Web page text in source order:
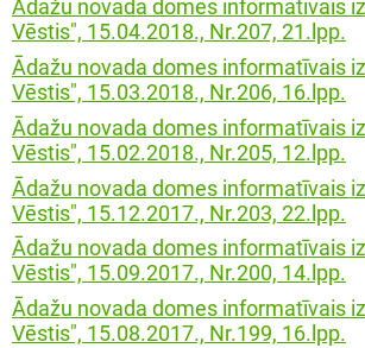
Ādažu novada domes informatīvais
Vēstis", 15.04.2018., Nr.207, 21.lpp.
Ādažu novada domes informatīvais
Vēstis", 15.03.2018., Nr.206, 16.lpp.
Ādažu novada domes informatīvais
Vēstis", 15.02.2018., Nr.205, 12.lpp.
Ādažu novada domes informatīvais
Vēstis", 15.12.2017., Nr.203, 22.lpp.
Ādažu novada domes informatīvais
Vēstis", 15.09.2017., Nr.200, 14.lpp.
Ādažu novada domes informatīvais
Vēstis", 15.08.2017., Nr.199, 16.lpp.